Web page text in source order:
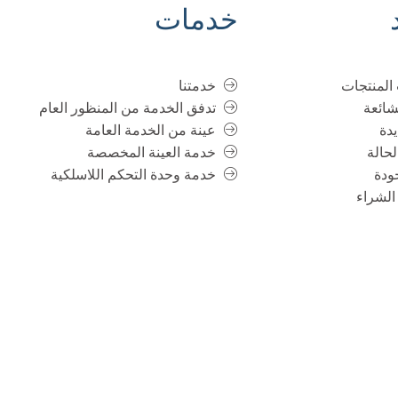
خدمات
خدمتنا
تدفق الخدمة من المنظور العام
عينة من الخدمة العامة
خدمة العينة المخصصة
خدمة وحدة التحكم اللاسلكية